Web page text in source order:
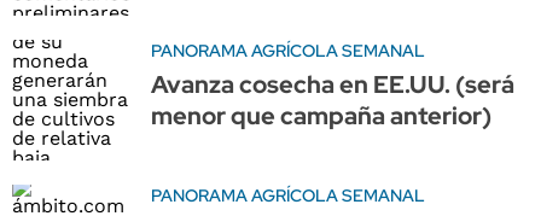
PANORAMA AGRÍCOLA SEMANAL
Avanza cosecha en EE.UU. (será
menor que campaña anterior)
PANORAMA AGRÍCOLA SEMANAL